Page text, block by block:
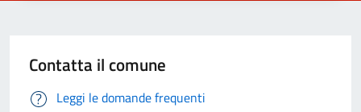
Contatta il comune
Leggi le domande frequenti